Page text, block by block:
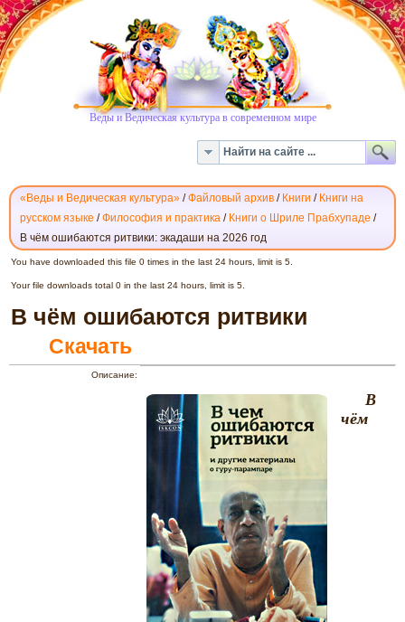
Веды и Ведическая культура в современном мире
«Веды и Ведическая культура» /Файловый архив / Книги / Книги на
русском языке /Философия и практика / Книги о Шриле Прабхупаде /
В чём ошибаются ритвики: экадаши на 2026 год
РИТВИКИ,ОШИБАЮТСЯ,ПРАБХУПАДА,ГУРУ
You have downloaded this file 0 times in the last 24 hours, limit is 5.
Your file downloads total 0 in the last 24 hours, limit is 5.
В чём ошибаются ритвики
Скачать
Описание:
В
чём